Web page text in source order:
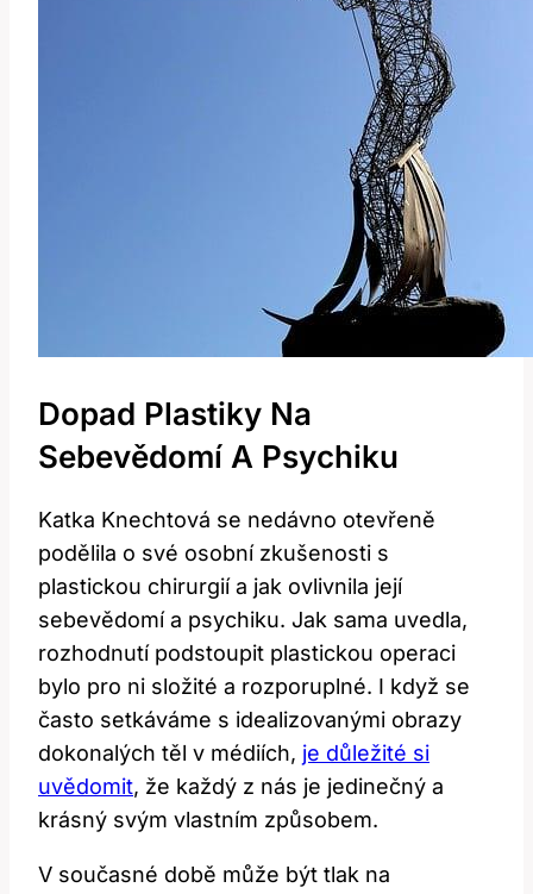
Dopad Plastiky Na
Sebevědomí A Psychiku
Katka Knechtová se nedávno otevřeně
podělila o své osobní zkušenosti s
plastickou chirurgií a jak ovlivnila její
sebevědomí a psychiku. Jak sama uvedla,
rozhodnutí podstoupit plastickou operaci
bylo pro ni složité a rozporuplné. I když se
často setkáváme s idealizovanými obrazy
dokonalých těl v médiích, je důležité si
uvědomit, že každý z nás je jedinečný a
krásný svým vlastním způsobem.
V současné době může být tlak na